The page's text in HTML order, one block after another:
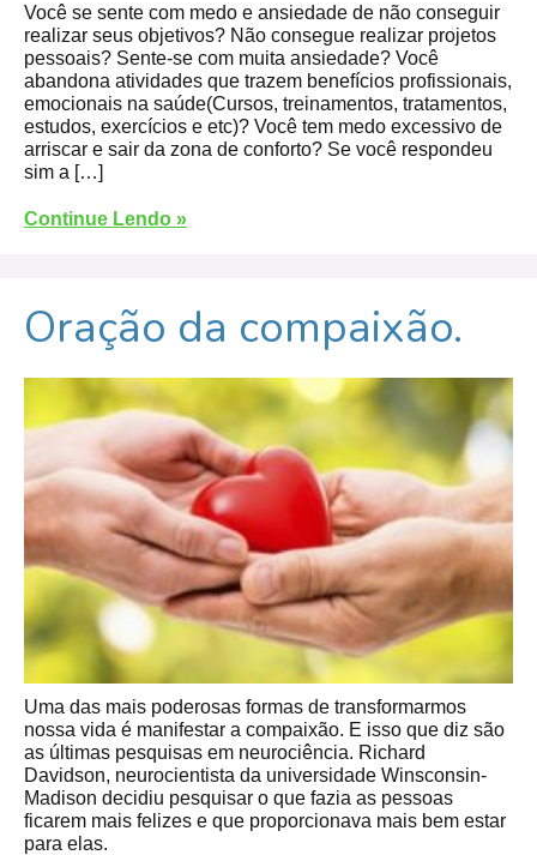
Você se sente com medo e ansiedade de não conseguir
realizar seus objetivos? Não consegue realizar projetos
pessoais? Sente-se com muita ansiedade? Você
abandona atividades que trazem benefícios profissionais,
emocionais na saúde(Cursos, treinamentos, tratamentos,
estudos, exercícios e etc)? Você tem medo excessivo de
arriscar e sair da zona de conforto? Se você respondeu
sim a […]
Continue Lendo »
Oração da compaixão.
Uma das mais poderosas formas de transformarmos
nossa vida é manifestar a compaixão. E isso que diz são
as últimas pesquisas em neurociência. Richard
Davidson, neurocientista da universidade Winsconsin-
Madison decidiu pesquisar o que fazia as pessoas
ficarem mais felizes e que proporcionava mais bem estar
para elas.